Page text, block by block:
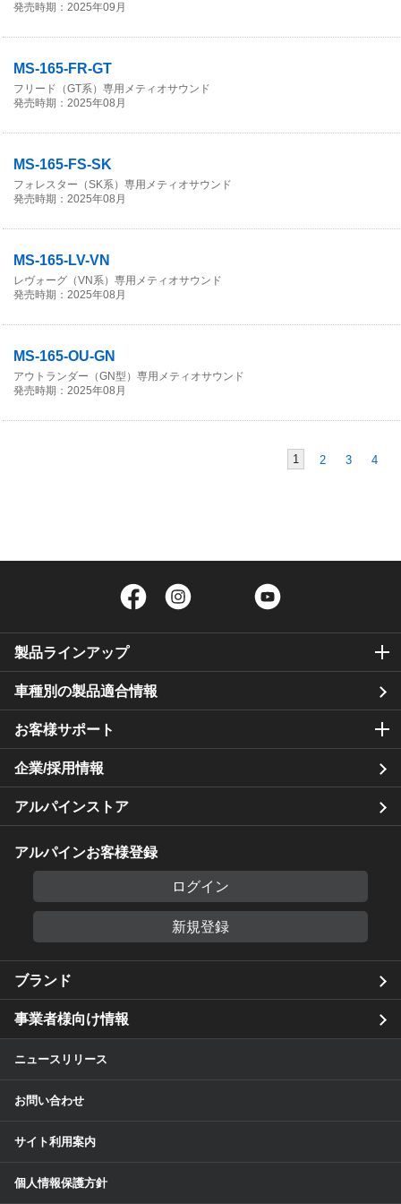
発売時期：2025年09月
MS-165-FR-GT
フリード（GT系）専用メティオサウンド
発売時期：2025年08月
MS-165-FS-SK
フォレスター（SK系）専用メティオサウンド
発売時期：2025年08月
MS-165-LV-VN
レヴォーグ（VN系）専用メティオサウンド
発売時期：2025年08月
MS-165-OU-GN
アウトランダー（GN型）専用メティオサウンド
発売時期：2025年08月
1 2 3 4
Facebook Twitter
製品ラインアップ
車種別の製品適合情報
お客様サポート
企業/採用情報
アルパインストア
アルパインお客様登録
ログイン
新規登録
ブランド
事業者様向け情報
ニュースリリース
お問い合わせ
サイト利用案内
個人情報保護方針